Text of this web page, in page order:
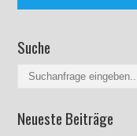
Suche
Neueste Beiträge